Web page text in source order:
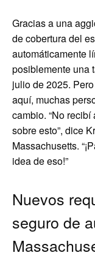
Gracias a una
de cobertura del
automáticamente
posiblemente una
julio de 2025.
aquí, muchas
cambio. “No
sobre esto”, dice
Massachusetts.
idea de eso!”
Nuevos
seguro de